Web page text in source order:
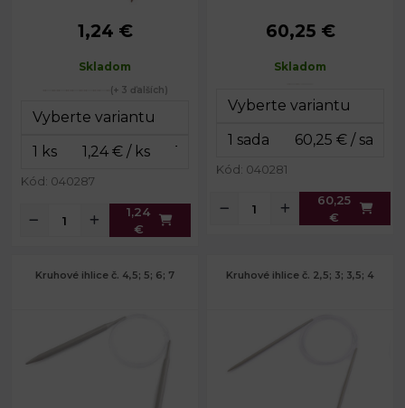
3; 3,5; 4; 4,5; 5; 5,5;
Celková
dĺžka:
cca 80 cm
1,24 €
Skladom
(+ 3 ďalších)
Kód: 040287
1,24
€
Priemer: 3 - 6 mm
Dĺžka lanka:
100 cm
Rozmery
púzdra:
16,5 x 20,5
cm
60,25 €
Skladom
Kód: 040281
60,25
€
Kruhové ihlice č. 4,5; 5; 6; 7 Kruhové ihlice č. 2,5; 3; 3,5; 4